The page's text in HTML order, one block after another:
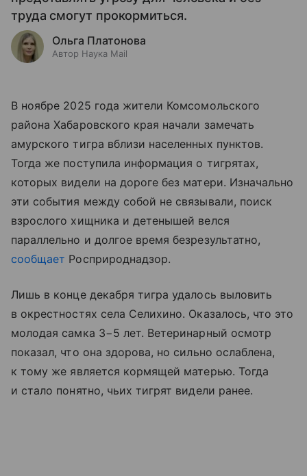
труда смогут прокормиться.
Ольга Платонова
Автор Наука Mail
В ноябре 2025 года жители Комсомольского
района Хабаровского края начали замечать
амурского тигра вблизи населенных пунктов.
Тогда же поступила информация о тигрятах,
которых видели на дороге без матери. Изначально
эти события между собой не связывали, поиск
взрослого хищника и детенышей велся
параллельно и долгое время безрезультатно,
сообщает Росприроднадзор.
Лишь в конце декабря тигра удалось выловить
в окрестностях села Селихино. Оказалось, что это
молодая самка 3−5 лет. Ветеринарный осмотр
показал, что она здорова, но сильно ослаблена,
к тому же является кормящей матерью. Тогда
и стало понятно, чьих тигрят видели ранее.